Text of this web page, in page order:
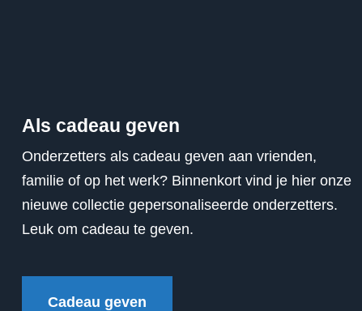
Als cadeau geven
Onderzetters als cadeau geven aan vrienden,
familie of op het werk? Binnenkort vind je hier onze
nieuwe collectie gepersonaliseerde onderzetters.
Leuk om cadeau te geven.
Cadeau geven